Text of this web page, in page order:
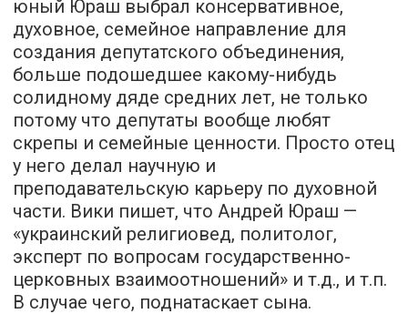
юный Юраш выбрал консервативное,
духовное, семейное направление для
создания депутатского объединения,
больше подошедшее какому-нибудь
солидному дяде средних лет, не только
потому что депутаты вообще любят
скрепы и семейные ценности. Просто отец
у него делал научную и
преподавательскую карьеру по духовной
части. Вики пишет, что Андрей Юраш —
«украинский религиовед, политолог,
эксперт по вопросам государственно-
церковных взаимоотношений» и т.д., и т.п.
В случае чего, поднатаскает сына.